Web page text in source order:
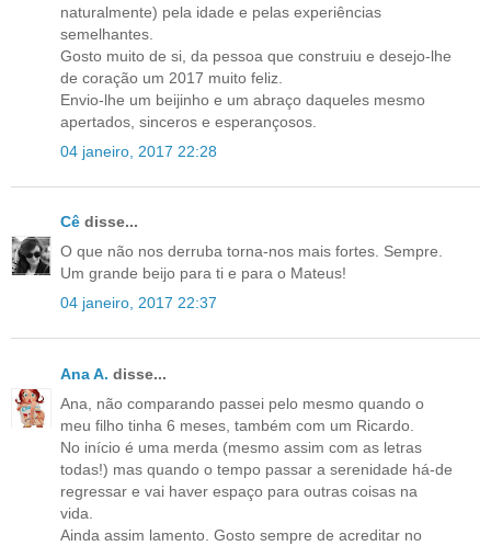
naturalmente) pela idade e pelas experiências
semelhantes.
Gosto muito de si, da pessoa que construiu e desejo-lhe
de coração um 2017 muito feliz.
Envio-lhe um beijinho e um abraço daqueles mesmo
apertados, sinceros e esperançosos.
04 janeiro, 2017 22:28
Cê disse...
O que não nos derruba torna-nos mais fortes. Sempre.
Um grande beijo para ti e para o Mateus!
04 janeiro, 2017 22:37
Ana A. disse...
Ana, não comparando passei pelo mesmo quando o
meu filho tinha 6 meses, também com um Ricardo.
No início é uma merda (mesmo assim com as letras
todas!) mas quando o tempo passar a serenidade há-de
regressar e vai haver espaço para outras coisas na
vida.
Ainda assim lamento. Gosto sempre de acreditar no